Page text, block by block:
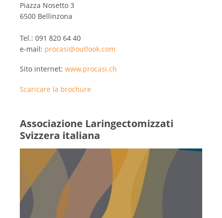
Piazza Nosetto 3
6500 Bellinzona
Tel.: 091 820 64 40
e-mail: procasi@outlook.com
Sito internet: www.procasi.ch
Scaricare la brochure
Associazione Laringectomizzati
Svizzera italiana